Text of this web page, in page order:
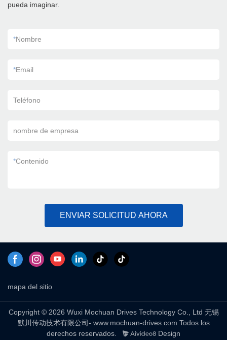
pueda imaginar.
*Nombre
*Email
Teléfono
nombre de empresa
*Contenido
ENVIAR SOLICITUD AHORA
mapa del sitio
Copyright © 2026 Wuxi Mochuan Drives Technology Co., Ltd 无锡
默川传动技术有限公司- www.mochuan-drives.com Todos los
derechos reservados.
Design